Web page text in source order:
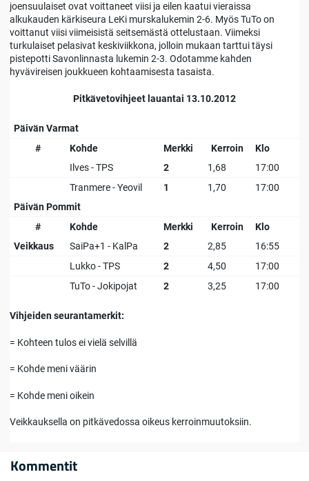
joensuulaiset ovat voittaneet viisi ja eilen kaatui vieraissa
alkukauden kärkiseura LeKi murskalukemin 2-6. Myös TuTo on
voittanut viisi viimeisistä seitsemästä ottelustaan. Viimeksi
turkulaiset pelasivat keskiviikkona, jolloin mukaan tarttui täysi
pistepotti Savonlinnasta lukemin 2-3. Odotamme kahden
hyvävireisen joukkueen kohtaamisesta tasaista.
Pitkävetovihjeet lauantai 13.10.2012
Päivän Varmat
#
Kohde Merkki Kerroin
Klo
Ilves - TPS
2 1,68
17:00
Tranmere - Yeovil
1 1,70
17:00
Päivän Pommit
#
Kohde Merkki Kerroin
Klo
Veikkaus
SaiPa+1 - KalPa 2 2,85
16:55
Lukko - TPS
2 4,50
17:00
TuTo - Jokipojat
2 3,25 17:00
Vihjeiden seurantamerkit:
= Kohteen tulos ei vielä selvillä
= Kohde meni väärin
= Kohde meni oikein
Veikkauksella on pitkävedossa oikeus kerroinmuutoksiin.
Kommentit